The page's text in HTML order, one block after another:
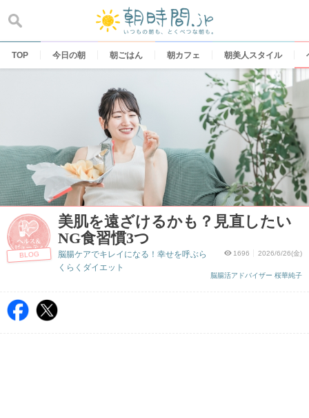
content
TOP 今日の朝 朝ごはん 朝カフェ 朝美人スタイル
BLOG
美肌を遠ざけるかも？見直したい
NG食習慣3つ
1696 2026/6/26(金)
脳腸活アドバイザー 桜華純子
脳腸ケアでキレイになる！幸せを呼ぶら
くらくダイエット